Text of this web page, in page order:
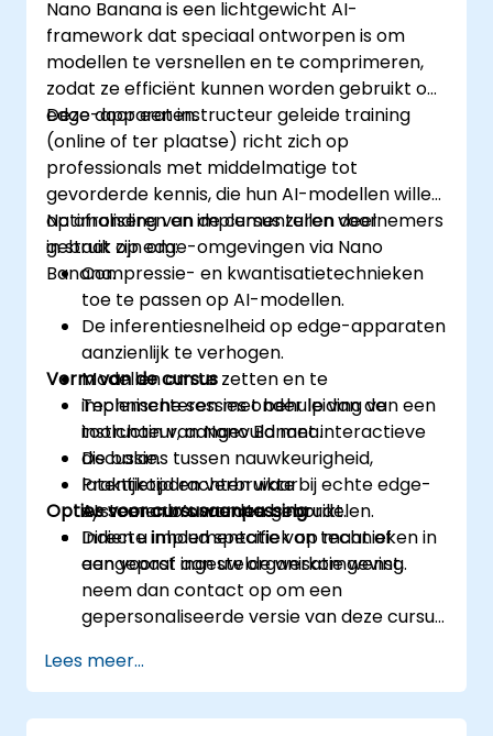
Nano Banana is een lichtgewicht AI-
framework dat speciaal ontworpen is om
modellen te versnellen en te comprimeren,
zodat ze efficiënt kunnen worden gebruikt op
edge-apparaten.
Deze door een instructeur geleide training
(online of ter plaatse) richt zich op
professionals met middelmatige tot
gevorderde kennis, die hun AI-modellen willen
optimaliseren en implementeren voor
gebruik op edge-omgevingen via Nano
Banana.
Na afronding van de cursus zullen deelnemers
in staat zijn om:
Compressie- en kwantisatietechnieken
toe te passen op AI-modellen.
De inferentiesnelheid op edge-apparaten
aanzienlijk te verhogen.
Modellen om te zetten en te
implementeren met behulp van de
toolchain van Nano Banana.
De balans tussen nauwkeurigheid,
latentietijd en verbruikte
systemenbronnen te beoordelen.
Vorm van de cursus
Technische sessies onder leiding van een
instructeur, aangevuld met interactieve
discussie.
Praktijkopdrachten waarbij echte edge-
AI-scenario’s worden gebruikt.
Directe implementatie van technieken in
een vooraf ingestelde werkomgeving.
Opties voor cursusaanpassing
Indien u inhoud specifiek op maat of
aangepast aan uw organisatie wenst,
neem dan contact op om een
gepersonaliseerde versie van deze cursus
Lees meer...